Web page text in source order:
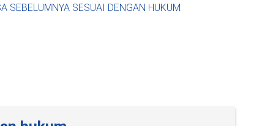
SEBELUMNYA SESUAI DENGAN HUKUM